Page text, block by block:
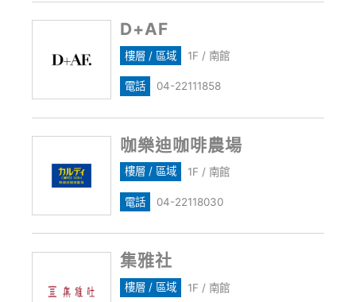
D+AF
樓層 / 區域 1F / 南館
電話 04-22111858
咖樂迪咖啡農場
樓層 / 區域 1F / 南館
電話 04-22118030
集雅社
樓層 / 區域 1F / 南館